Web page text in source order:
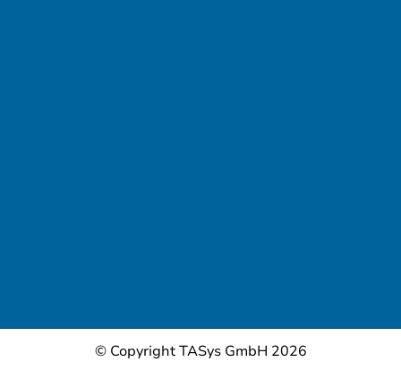
© Copyright TASys GmbH 2026